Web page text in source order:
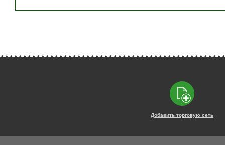
Добавить торговую сеть